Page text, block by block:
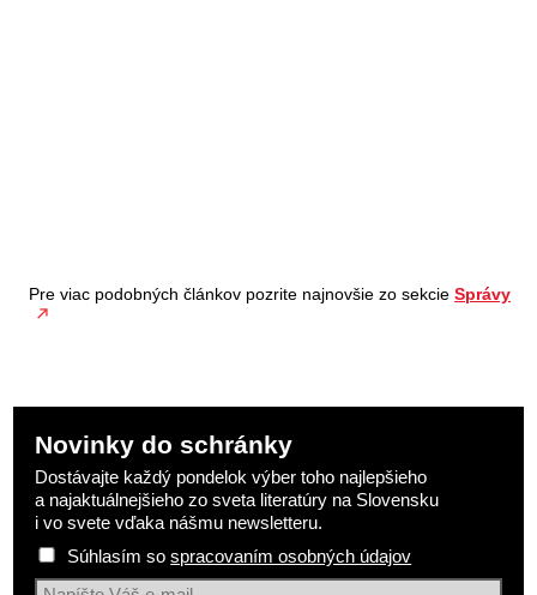
Pre viac podobných článkov pozrite najnovšie zo sekcieSprávy
Novinky do schránky
Dostávajte každý pondelok výber toho najlepšieho
a najaktuálnejšieho zo sveta literatúry na Slovensku
i vo svete vďaka nášmu newsletteru.
Súhlasím sospracovaním osobných údajov